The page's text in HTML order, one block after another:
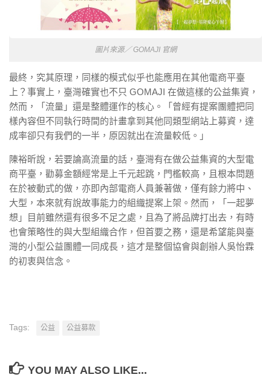
圖片來源／ GOMAJI 官網
最終，究其原理，同樣的模式似乎也能應用在其他電商平臺
上？事實上，臺灣確實也不只 GOMAJI 在做這樣的公益集資，
然而，「流量」還是整體運作的核心。「曾經有提案團體把同
樣內容但不同執行時間的計畫拿到其他同類型網站上募資，達
成率卻只有我們的一半，原因就出在流量較低。」
陳裕昕說，若要論高流量的話，臺灣有在做公益集資的大型電
商平臺，勸募金額經常是上千元起跳，門檻較高，且根本問題
在於被動式的做，亦即內部電商人員兼著做，僅有餘力將中、
大型，本來就有說故事能力的組織提案上架。然而，「一起夢
想」目前雖然還有很多不足之處，且為了將品牌打出去，有時
也會策略性的與大型組織合作，但首要之務，還是希望能與臺
灣的小型公益團體一同成長，這才是整個協會與創辦人吳怡霖
的初衷與信念。
Tags: 公益 公益募款
YOU MAY ALSO LIKE...